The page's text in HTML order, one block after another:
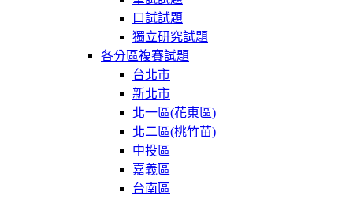
口試試題
獨立研究試題
各分區複賽試題
台北市
新北市
北一區(花東區)
北二區(桃竹苗)
中投區
嘉義區
台南區